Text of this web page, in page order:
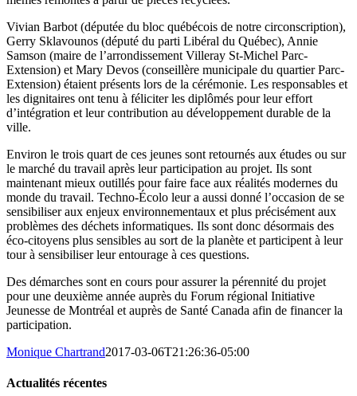
Vivian Barbot (députée du bloc québécois de notre circonscription),
Gerry Sklavounos (député du parti Libéral du Québec), Annie
Samson (maire de l’arrondissement Villeray St-Michel Parc-
Extension) et Mary Devos (conseillère municipale du quartier Parc-
Extension) étaient présents lors de la cérémonie. Les responsables et
les dignitaires ont tenu à féliciter les diplômés pour leur effort
d’intégration et leur contribution au développement durable de la
ville.
Environ le trois quart de ces jeunes sont retournés aux études ou sur
le marché du travail après leur participation au projet. Ils sont
maintenant mieux outillés pour faire face aux réalités modernes du
monde du travail. Techno-Écolo leur a aussi donné l’occasion de se
sensibiliser aux enjeux environnementaux et plus précisément aux
problèmes des déchets informatiques. Ils sont donc désormais des
éco-citoyens plus sensibles au sort de la planète et participent à leur
tour à sensibiliser leur entourage à ces questions.
Des démarches sont en cours pour assurer la pérennité du projet
pour une deuxième année auprès du Forum régional Initiative
Jeunesse de Montréal et auprès de Santé Canada afin de financer la
participation.
Monique Chartrand2017-03-06T21:26:36-05:00
Actualités récentes